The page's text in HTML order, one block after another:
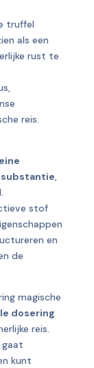
truffel
als een
rust te
reis.
substantie,
stof
en
de
magische
dosering
reis.
gaat
kunt